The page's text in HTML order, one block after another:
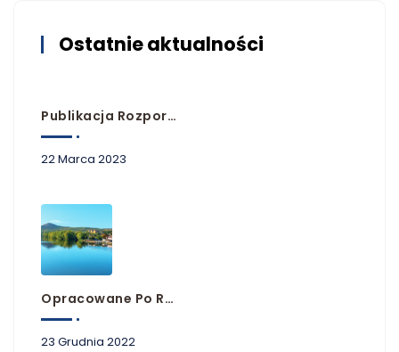
Ostatnie aktualności
Publikacja Rozporządzeń Przyjmujących Plany Zarządzania Ryzykiem Powodziowym
22 Marca 2023
Opracowane Po Raz Pierwszy Plany Zarządzania Ryzykiem Powodziowym Dla Obszarów Dorzeczy Niemna, Dunaju I Łaby
23 Grudnia 2022